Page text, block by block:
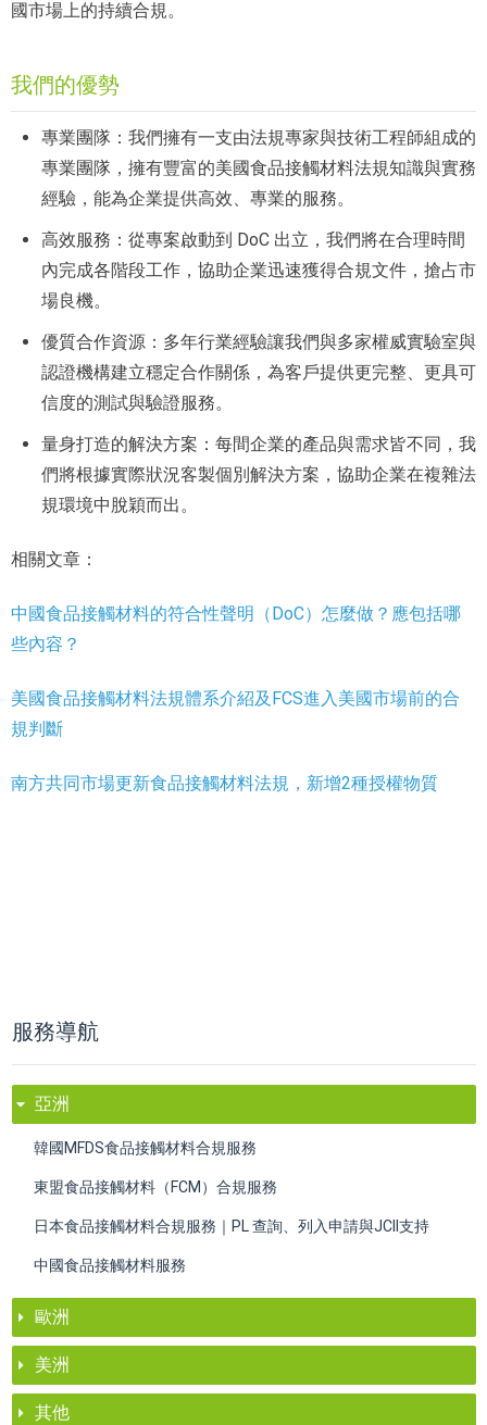
國市場上的持續合規。
我們的優勢
專業團隊：我們擁有一支由法規專家與技術工程師組成的
專業團隊，擁有豐富的美國食品接觸材料法規知識與實務
經驗，能為企業提供高效、專業的服務。
高效服務：從專案啟動到 DoC 出立，我們將在合理時間
內完成各階段工作，協助企業迅速獲得合規文件，搶占市
場良機。
優質合作資源：多年行業經驗讓我們與多家權威實驗室與
認證機構建立穩定合作關係，為客戶提供更完整、更具可
信度的測試與驗證服務。
量身打造的解決方案：每間企業的產品與需求皆不同，我
們將根據實際狀況客製個別解決方案，協助企業在複雜法
規環境中脫穎而出。
相關文章：
中國食品接觸材料的符合性聲明（DoC）怎麼做？應包括哪
些內容？
美國食品接觸材料法規體系介紹及FCS進入美國市場前的合
規判斷
南方共同市場更新食品接觸材料法規，新增2種授權物質
服務導航
亞洲
韓國MFDS食品接觸材料合規服務
東盟食品接觸材料（FCM）合規服務
日本食品接觸材料合規服務｜PL 查詢、列入申請與JCII支持
中國食品接觸材料服務
歐洲
美洲
其他